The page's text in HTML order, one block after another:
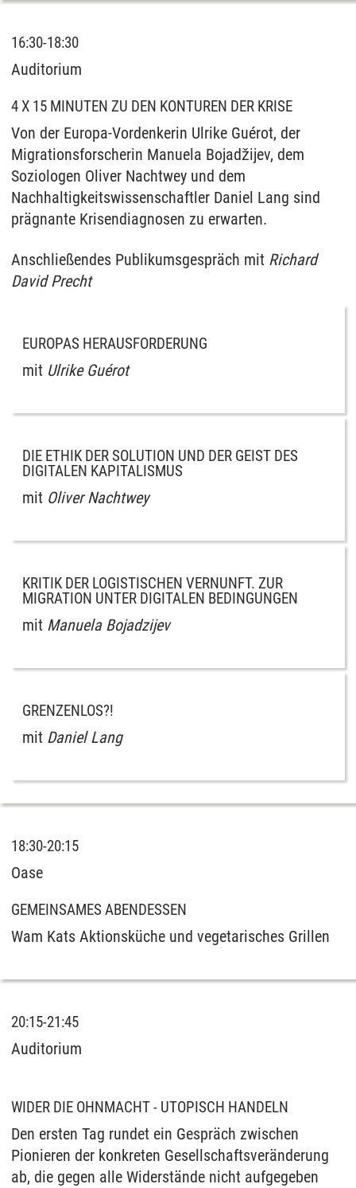
16:30-18:30
Auditorium
4 X 15 MINUTEN ZU DEN KONTUREN DER KRISE
Von der Europa-Vordenkerin Ulrike Guérot, der
Migrationsforscherin Manuela Bojadžijev, dem
Soziologen Oliver Nachtwey und dem
Nachhaltigkeitswissenschaftler Daniel Lang sind
prägnante Krisendiagnosen zu erwarten.
Anschließendes Publikumsgespräch mit Richard
David Precht
EUROPAS HERAUSFORDERUNG
mit Ulrike Guérot
DIE ETHIK DER SOLUTION UND DER GEIST DES
DIGITALEN KAPITALISMUS
mit Oliver Nachtwey
KRITIK DER LOGISTISCHEN VERNUNFT. ZUR
MIGRATION UNTER DIGITALEN BEDINGUNGEN
mit Manuela Bojadzijev
GRENZENLOS?!
mit Daniel Lang
18:30-20:15
Oase
GEMEINSAMES ABENDESSEN
Wam Kats Aktionsküche und vegetarisches Grillen
20:15-21:45
Auditorium
WIDER DIE OHNMACHT - UTOPISCH HANDELN
Den ersten Tag rundet ein Gespräch zwischen
Pionieren der konkreten Gesellschaftsveränderung
ab, die gegen alle Widerstände nicht aufgegeben